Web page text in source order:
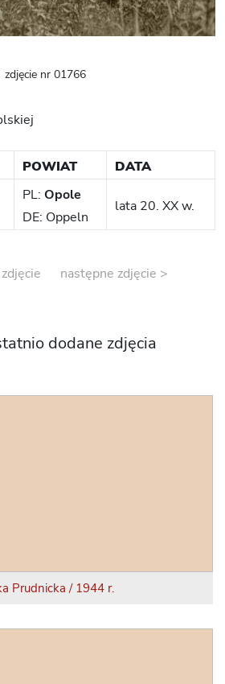
zdjęcie nr 01766
POWIAT
DATA
PL: Opole
DE: Oppeln
lata 20. XX w.
następne zdjęcie >
dodane zdjęcia
Prudnicka / 1944 r.